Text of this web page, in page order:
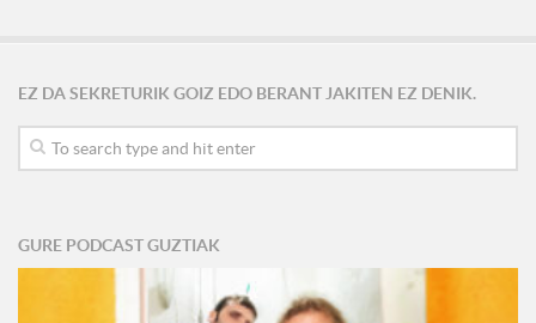
EZ DA SEKRETURIK GOIZ EDO BERANT JAKITEN EZ DENIK.
GURE PODCAST GUZTIAK